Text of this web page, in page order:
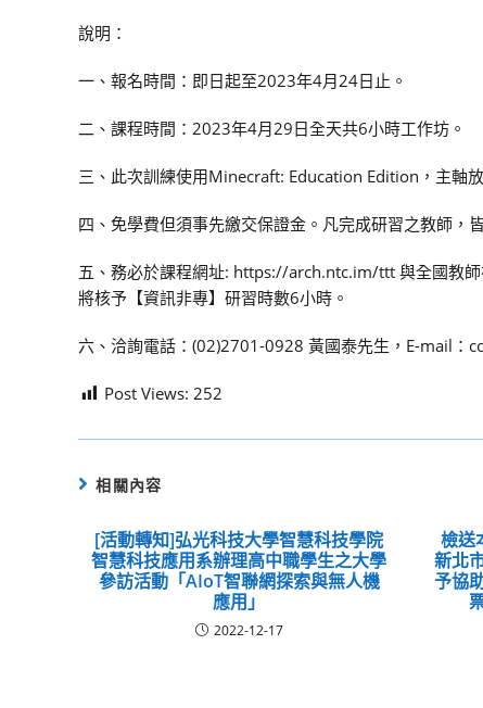
說明：
一、報名時間：即日起至2023年4月24日止。
二、課程時間：2023年4月29日全天共6小時工作坊。
三、此次訓練使用Minecraft: Education Edition，主軸
四、免學費但須事先繳交保證金。凡完成研習之教師，
五、務必於課程網址: https://arch.ntc.im/ttt 與全國教
將核予【資訊非專】研習時數6小時。
六、洽詢電話：(02)2701-0928 黃國泰先生，E-mail：
Post Views: 252
相關內容
[活動轉知]弘光科技大學智慧科技學院
智慧科技應用系辦理高中職學生之大學
參訪活動「AIoT智聯網探索與無人機
應用」
2022-12-17
檢送
新北
予協